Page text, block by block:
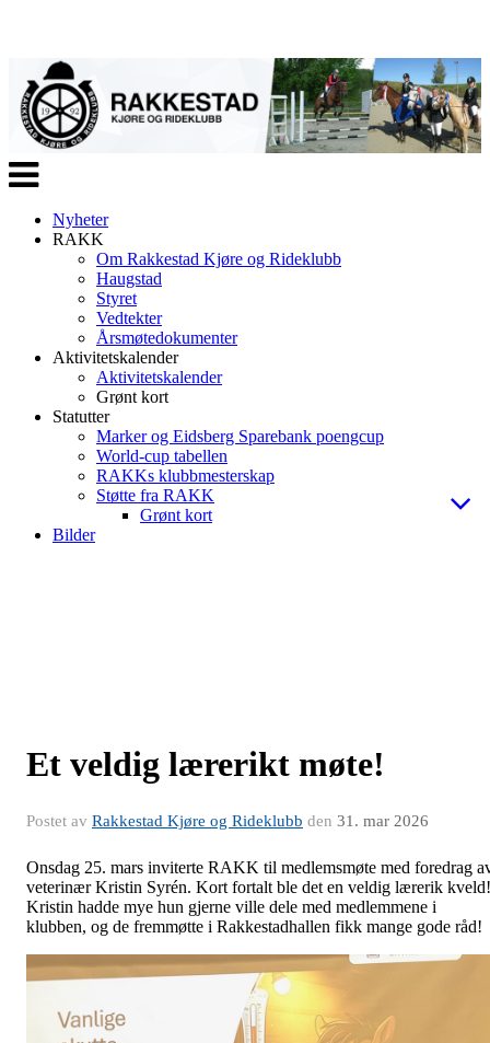
Veksle
navigasjon
Nyheter
RAKK
Om Rakkestad Kjøre og Rideklubb
Haugstad
Styret
Vedtekter
Årsmøtedokumenter
Aktivitetskalender
Aktivitetskalender
Grønt kort
Statutter
Marker og Eidsberg Sparebank poengcup
World-cup tabellen
RAKKs klubbmesterskap
Støtte fra RAKK
Grønt kort
Bilder
Et veldig lærerikt møte!
Postet av Rakkestad Kjøre og Rideklubb den 31. mar 2026
Onsdag 25. mars inviterte RAKK til medlemsmøte med foredrag
veterinær Kristin Syrén. Kort fortalt ble det en veldig lærerik kveld!
Kristin hadde mye hun gjerne ville dele med medlemmene i
klubben, og de fremmøtte i Rakkestadhallen fikk mange gode råd!